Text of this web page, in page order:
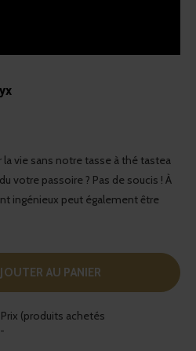
vie sans notre tasse à thé tastea
votre passoire ? Pas de soucis ! À
ingénieux peut également être
AU PANIER
(produits achetés